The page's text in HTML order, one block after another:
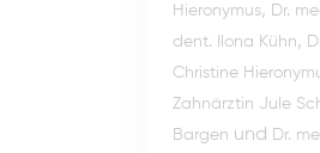
Hieronymus, Dr.
dent. Ilona Kühn,
Christine
Zahnärztin Jule
Bargen und Dr.